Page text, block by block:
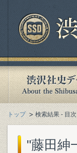
トップ 検索結果 - 目次
"藤田紳